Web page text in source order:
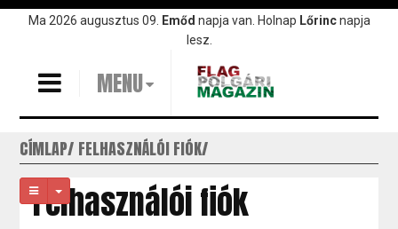
UgrásMa 2026 augusztus 09. Emőd napja van. Holnap Lőrincnapja
lesz.
MENU
CÍMLAP FELHASZNÁLÓI FIÓK
Felhasználói fiók